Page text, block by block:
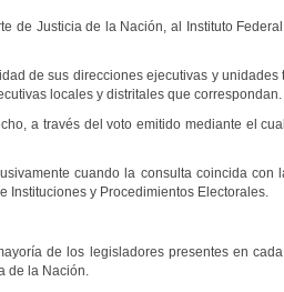
de Justicia de la Nación, al Instituto Federal
de sus direcciones ejecutivas y unidades
locales y distritales que correspondan.
a través del voto emitido mediante el
cuando la consulta coincida con
Instituciones y Procedimientos Electorales.
de los legisladores presentes en
de la Nación.